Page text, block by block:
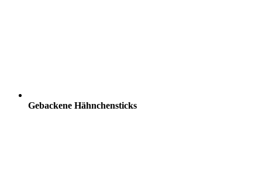
Gebackene Hähnchensticks